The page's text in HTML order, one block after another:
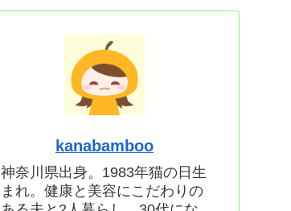
kanabamboo
神奈川県出身。1983年猫の日生
まれ。健康と美容にこだわりの